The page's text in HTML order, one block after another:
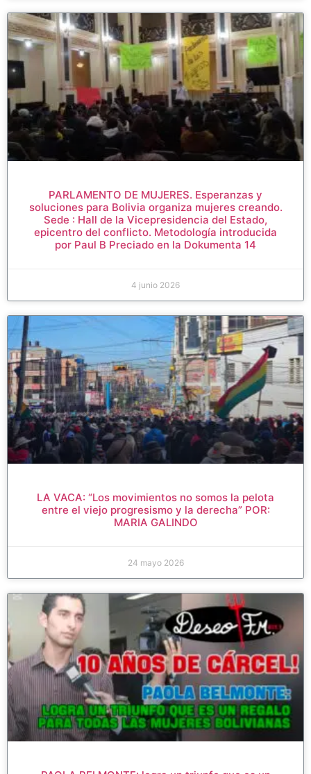
PARLAMENTO DE MUJERES. Esperanzas y
soluciones para Bolivia organiza mujeres creando.
Sede : Hall de la Vicepresidencia del Estado,
epicentro del conflicto. Metodología introducida
por Paul B Preciado en la Dokumenta 14
4 junio 2026
LA VACA: “Los movimientos no somos la pelota
entre el viejo progresismo y la derecha” POR:
MARIA GALINDO
24 mayo 2026